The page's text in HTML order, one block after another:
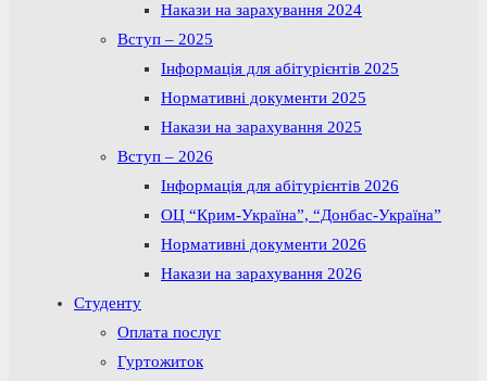
Накази на зарахування 2024
Вступ – 2025
Інформація для абітурієнтів 2025
Нормативні документи 2025
Накази на зарахування 2025
Вступ – 2026
Інформація для абітурієнтів 2026
ОЦ “Крим-Україна”, “Донбас-Україна”
Нормативні документи 2026
Накази на зарахування 2026
Студенту
Оплата послуг
Гуртожиток